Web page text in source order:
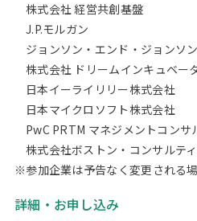
株式会社 経営共創基盤
J.P.モルガン
ジョンソン・エンド・ジョンソ
株式会社 ドリームインキュベー
日本イーライリリー株式会社
日本マイクロソフト株式会社
PwC PRTM マネジメントコンサ
株式会社ボストン・コンサルテ
※参加企業は予告なく変更される場
詳細・お申し込み